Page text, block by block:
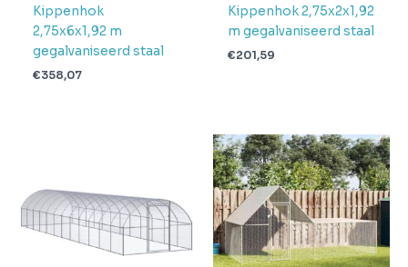
Kippenhok
2,75x6x1,92 m
gegalvaniseerd staal
€358,07
Kippenhok 2,75x2x1,92
m gegalvaniseerd staal
€201,59